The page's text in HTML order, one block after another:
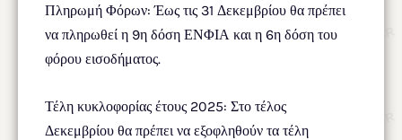
Πληρωμή Φόρων: Έως τις 31 Δεκεμβρίου θα πρέπει
να πληρωθεί η 9η δόση ΕΝΦΙΑ και η 6η δόση του
φόρου εισοδήματος.
Τέλη κυκλοφορίας έτους 2025: Στο τέλος
Δεκεμβρίου θα πρέπει να εξοφληθούν τα τέλη